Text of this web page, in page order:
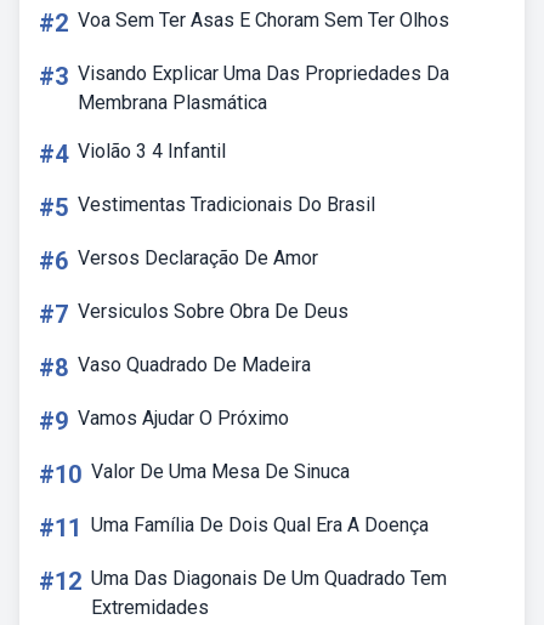
#2 Voa Sem Ter Asas E Choram Sem Ter Olhos
#3 Visando Explicar Uma Das Propriedades Da
Membrana Plasmática
#4 Violão 3 4 Infantil
#5 Vestimentas Tradicionais Do Brasil
#6 Versos Declaração De Amor
#7 Versiculos Sobre Obra De Deus
#8 Vaso Quadrado De Madeira
#9 Vamos Ajudar O Próximo
#10 Valor De Uma Mesa De Sinuca
#11 Uma Família De Dois Qual Era A Doença
#12 Uma Das Diagonais De Um Quadrado Tem
Extremidades